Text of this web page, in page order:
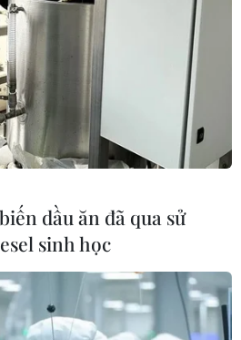
dầu ăn đã qua sử
sinh học